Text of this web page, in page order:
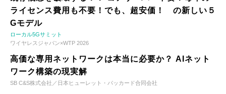
ライセンス費用も不要！でも、超安価！ の新しい５
Gモデル
ローカル5Gサミット
ワイヤレスジャパン×WTP 2026
高価な専用ネットワークは本当に必要か？ AIネット
ワーク構築の現実解
SB C&S株式会社／日本ヒューレット・パッカード合同会社